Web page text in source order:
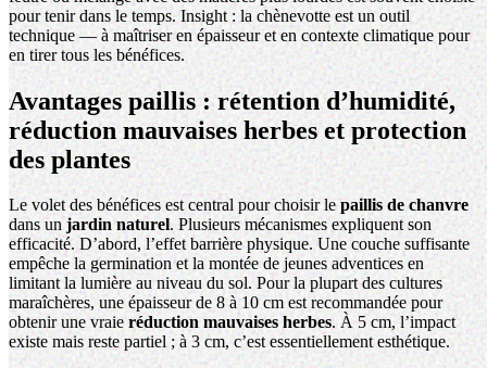
pour tenir dans le temps. Insight : la chènevotte est un outil
technique — à maîtriser en épaisseur et en contexte climatique pour
en tirer tous les bénéfices.
Avantages paillis : rétention d’humidité,
réduction mauvaises herbes et protection
des plantes
Le volet des bénéfices est central pour choisir lepaillis de chanvre
dans unjardin naturel. Plusieurs mécanismes expliquent son
efficacité. D’abord, l’effet barrière physique. Une couche suffisante
empêche la germination et la montée de jeunes adventices en
limitant la lumière au niveau du sol. Pour la plupart des cultures
maraîchères, une épaisseur de 8 à 10 cm est recommandée pour
obtenir une vraie réduction mauvaises herbes. À 5 cm, l’impact
existe mais reste partiel ; à 3 cm, c’est essentiellement esthétique.